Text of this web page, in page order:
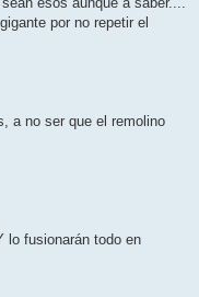
por no repetir el
a no ser que el remolino
lo fusionarán todo en